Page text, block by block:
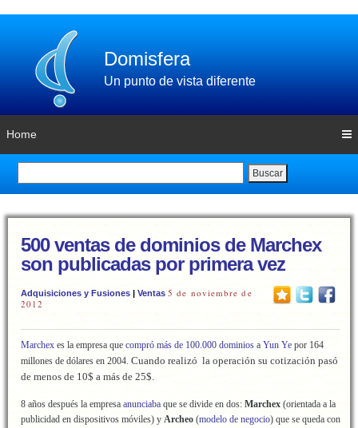
Domisfera
Un punto de vista diferente
Home
Buscar
500 ventas de dominios de Marchex
son publicadas por primera vez
Adquisiciones y Fusiones | Ventas 5 de noviembre de
2012
Marchex es la empresa que compró más de 100.000 dominios a Yun Ye por 164
millones de dólares en 2004. Cuando realizó la operación su cotización pasó
de menos de 10$ a más de 25$.
8 años después la empresa anunciaba que se divide en dos: Marchex (orientada a la
publicidad en dispositivos móviles) y Archeo (modelo de negocio) que se queda con